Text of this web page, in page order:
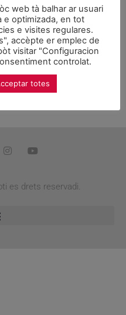
913.551
Aran.
euros en diferentes
es drets reservadi.
web tà balhar ar usuari
e optimizada, en tot
e visites regulares.
accèpte er emplec de
visitar "Configuracion
controlat.
totes